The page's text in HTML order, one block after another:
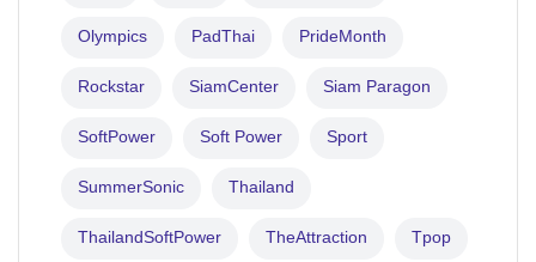
Olympics PadThai PrideMonth
Rockstar SiamCenter Siam Paragon
SoftPower Soft Power Sport
SummerSonic Thailand
ThailandSoftPower TheAttraction Tpop